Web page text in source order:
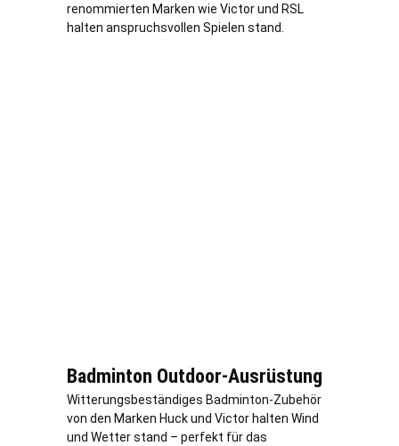
renommierten Marken wie Victor und RSL
halten anspruchsvollen Spielen stand.
Badminton Outdoor-Ausrüstung
Witterungsbeständiges Badminton-Zubehör
von den Marken Huck und Victor halten Wind
und Wetter stand – perfekt für das